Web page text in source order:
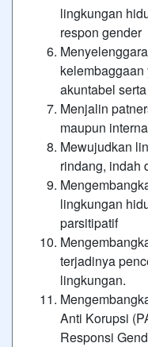
lingkungan
respon gender
akuntabel
Menjalin
maupun
Mewujudkan
rindang, indah
lingkungan
parsitipatif
terjadinya
lingkungan.
Anti Korupsi
Responsi